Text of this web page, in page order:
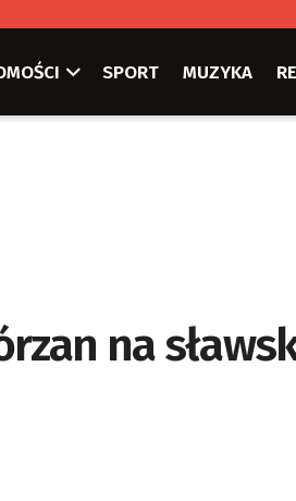
SPORT MUZYKA
na